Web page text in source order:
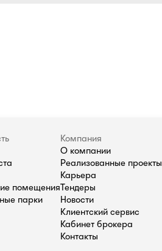
помещения
парки
Компания
О компании
Реализованные проекты
Карьера
Тендеры
Новости
Клиентский сервис
Кабинет брокера
Контакты